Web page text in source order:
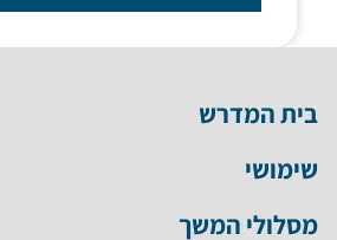
בית המדרש
שימושי
מסלולי המשך